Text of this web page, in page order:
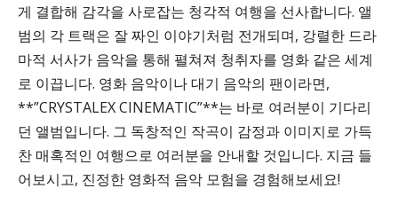
게 결합해 감각을 사로잡는 청각적 여행을 선사합니다. 앨
범의 각 트랙은 잘 짜인 이야기처럼 전개되며, 강렬한 드라
마적 서사가 음악을 통해 펼쳐져 청취자를 영화 같은 세계
로 이끕니다. 영화 음악이나 대기 음악의 팬이라면,
**”CRYSTALEX CINEMATIC”**는 바로 여러분이 기다리
던 앨범입니다. 그 독창적인 작곡이 감정과 이미지로 가득
찬 매혹적인 여행으로 여러분을 안내할 것입니다. 지금 들
어보시고, 진정한 영화적 음악 모험을 경험해보세요!